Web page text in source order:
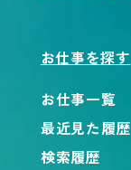
お仕事を探す
お仕事一覧
最近見た履歴
検索履歴